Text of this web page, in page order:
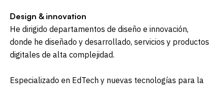
Design & innovation
He dirigido departamentos de diseño e innovación,
donde he diseñado y desarrollado, servicios y productos
digitales de alta complejidad.
Especializado en EdTech y nuevas tecnologías para la